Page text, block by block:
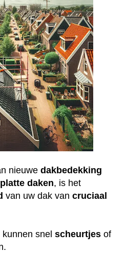
nieuwe dakbedekking
platte daken, is het
van uw dak van cruciaal
snel scheurtjes of